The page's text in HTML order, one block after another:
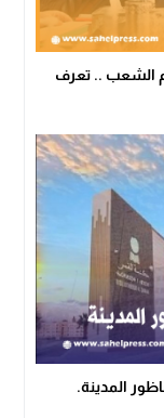
أمام الشعب .. تعرف
المدينة.